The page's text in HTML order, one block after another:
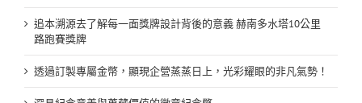
追本溯源去了解每一面獎牌設計背後的意義 赫南多水塔10公里
路跑賽獎牌
透過訂製專屬金幣，顯現企營蒸蒸日上，光彩耀眼的非凡氣勢！